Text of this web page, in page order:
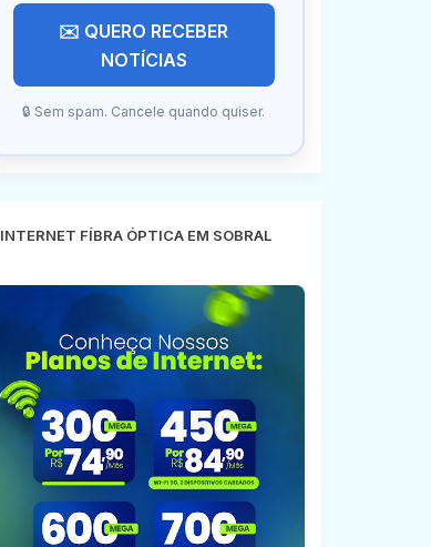
✉️ QUERO RECEBER
NOTÍCIAS
🔒 Sem spam. Cancele quando quiser.
INTERNET FÍBRA ÓPTICA EM SOBRAL